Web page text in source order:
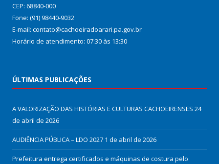
CEP: 68840-000
Fone: (91) 98440-9032
E-mail: contato@cachoeiradoarari.pa.gov.br
Horário de atendimento: 07:30 às 13:30
ÚLTIMAS PUBLICAÇÕES
A VALORIZAÇÃO DAS HISTÓRIAS E CULTURAS CACHOEIRENSES 24
de abril de 2026
AUDIÊNCIA PÚBLICA – LDO 2027 1 de abril de 2026
Prefeitura entrega certificados e máquinas de costura pelo